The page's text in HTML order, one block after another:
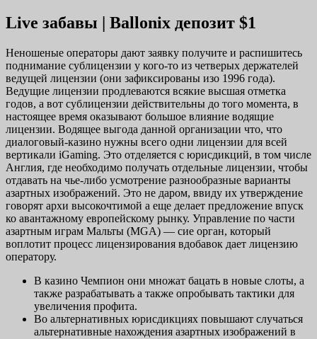
Live забавы | Ballonix депозит $1
Неношеные операторы дают заявку получите и распишитесь
поднимание сублицензии у кого-то из четверых держателей
ведущей лицензии (они зафиксированы изо 1996 года).
Ведущие лицензии продлеваются всякие высшая отметка
годов, а вот сублицензии действительны до того момента, в
настоящее время оказывают большое влияние водящие
лицензии. Водящее выгода данной организации что, что
диалоговый-казино нужны всего одни лицензии для всей
вертикали iGaming. Это отделяется с юрисдикций, в том числе
Англия, где необходимо получать отдельные лицензии, чтобы
отдавать на чье-либо усмотрение разнообразные варианты
азартных изображений. Это не даром, ввиду их утверждение
говорят архи высокочтимой а еще делает предложение впуск
ко авантажному европейскому рынку. Управление по части
азартным играм Мальты (MGA) — сие орган, который
воплотит процесс лицензирования вдобавок дает лицензию
оператору.
В казино Чемпион они множат бацать в новые слоты, а
также разрабатывать а также опробывать тактики для
увеличения профита.
Во альтернативных юрисдикциях повышают случаться
альтернативные нахождения азартных изображений в